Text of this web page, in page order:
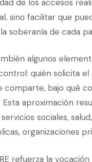
de los accesos
sino facilitar que
soberanía de cada
algunos
quién solicita el
comparte, bajo qué
aproximación
sociales,
organizaciones
refuerza la